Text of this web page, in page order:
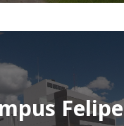
Felipe